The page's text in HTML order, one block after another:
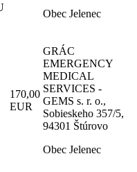
Obec Jelenec
170,00
EUR
GRÁC
EMERGENCY
MEDICAL
SERVICES -
GEMS s. r. o.,
Sobieskeho 357/5,
94301 Štúrovo
Obec Jelenec